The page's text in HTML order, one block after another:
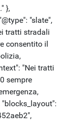
},
"slate",
tratti stradali
consentito il
"Nei tratti
sempre